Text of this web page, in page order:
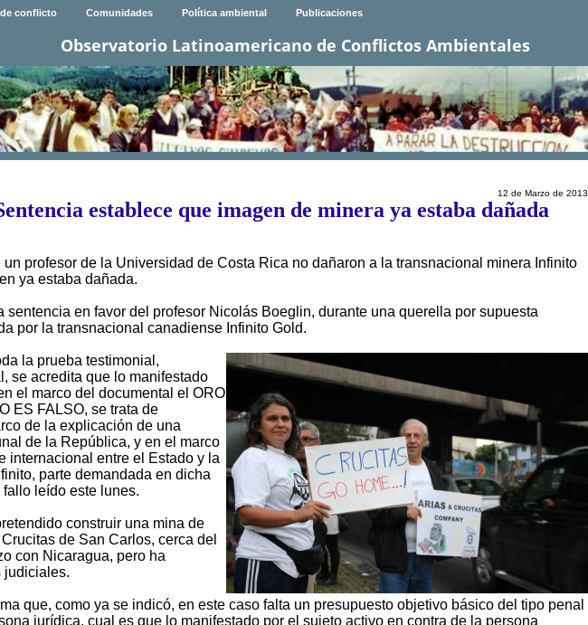
conflicto Comunidades Política ambiental Publicaciones
Observatorio Latinoamericano de Conflictos Ambientales
12 de Marzo de 2013
establece que imagen de minera ya estaba dañada
un profesor de la Universidad de Costa Rica no dañaron a la transnacional minera Infinito
ya estaba dañada.
sentencia en favor del profesor Nicolás Boeglin, durante una querella por supuesta
por la transnacional canadiense Infinito Gold.
la prueba testimonial,
se acredita que lo manifestado
el marco del documental el ORO
ES FALSO, se trata de
de la explicación de una
de la República, y en el marco
internacional entre el Estado y la
parte demandada en dicha
leído este lunes.
construir una mina de
de San Carlos, cerca del
con Nicaragua, pero ha
judiciales.
que, como ya se indicó, en este caso falta un presupuesto objetivo básico del tipo penal
jurídica, cual es que lo manifestado por el sujeto activo en contra de la persona